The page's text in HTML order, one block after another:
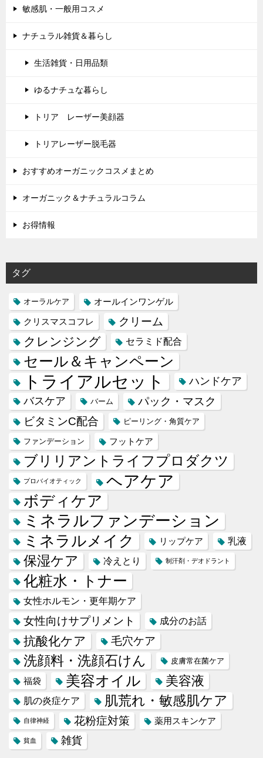
敏感肌・一般用コスメ
ナチュラル雑貨＆暮らし
生活雑貨・日用品類
ゆるナチュな暮らし
トリア レーザー美顔器
トリアレーザー脱毛器
おすすめオーガニックコスメまとめ
オーガニック＆ナチュラルコラム
お得情報
タグ
オーラルケア
オールインワンゲル
クリスマスコフレ
クリーム
クレンジング セラミド配合
セール＆キャンペーン
トライアルセット
ハンドケア
バスケア
バーム
パック・マスク
ビタミンC配合
ピーリング・角質ケア
ファンデーション フットケア
ブリリアントライフプロダクツ
プロバイオティック ヘアケア
ボディケア
ミネラルファンデーション
ミネラルメイク リップケア 乳液
保湿ケア 冷えとり 制汗剤・デオドラント
化粧水・トナー
女性ホルモン・更年期ケア
女性向けサプリメント 成分のお話
抗酸化ケア 毛穴ケア
洗顔料・洗顔石けん 皮膚常在菌ケア
福袋 美容オイル 美容液
肌の炎症ケア 肌荒れ・敏感肌ケア
自律神経 花粉症対策 薬用スキンケア
貧血 雑貨